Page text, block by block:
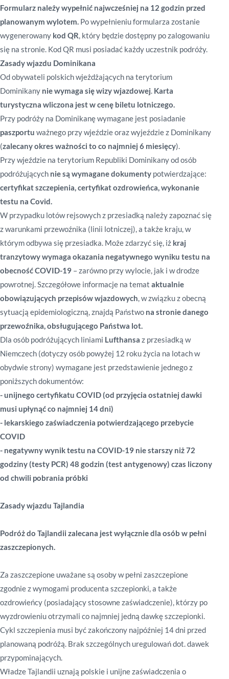
Formularz należy wypełnić najwcześniej na 12 godzin przed
planowanym wylotem. Po wypełnieniu formularza zostanie
wygenerowany kod QR, który będzie dostępny po zalogowaniu
się na stronie. Kod QR musi posiadać każdy uczestnik podróży.
Zasady wjazdu Dominikana
Od obywateli polskich wjeżdżających na terytorium
Dominikany nie wymaga się wizy wjazdowej. Karta
turystyczna wliczona jest w cenę biletu lotniczego.
Przy podróży na Dominikanę wymagane jest posiadanie
paszportu ważnego przy wjeździe oraz wyjeździe z Dominikany
(zalecany okres ważności to co najmniej 6 miesięcy).
Przy wjeździe na terytorium Republiki Dominikany od osób
podróżujących nie są wymagane dokumenty potwierdzające:
certyfikat szczepienia, certyfikat ozdrowieńca, wykonanie
testu na Covid.
W przypadku lotów rejsowych z przesiadką należy zapoznać się
z warunkami przewoźnika (linii lotniczej), a także kraju, w
którym odbywa się przesiadka. Może zdarzyć się, iż kraj
tranzytowywymaga okazania negatywnego wyniku testu na
obecność COVID-19 – zarówno przy wylocie, jak i w drodze
powrotnej. Szczegółowe informacje na temat aktualnie
obowiązujących przepisów wjazdowych, w związku z obecną
sytuacją epidemiologiczną, znajdą Państwo na stronie danego
przewoźnika, obsługującego Państwa lot.
Dla osób podróżujących liniami Lufthansa z przesiadką w
Niemczech (dotyczy osób powyżej 12 roku życia na lotach w
obydwie strony) wymagane jest przedstawienie jednego z
poniższych dokumentów:
- unijnego certyfikatu COVID (od przyjęcia ostatniej dawki
musi upłynąć co najmniej 14 dni)
- lekarskiego zaświadczenia potwierdzającego przebycie
COVID
- negatywny wynik testu na COVID-19 nie starszy niż 72
godziny (testy PCR) 48 godzin (test antygenowy) czas liczony
od chwili pobrania próbki
Zasady wjazdu Tajlandia
Podróż do Tajlandii zalecana jest wyłącznie dla osób w pełni
zaszczepionych.
Za zaszczepione uważane są osoby w pełni zaszczepione
zgodnie z wymogami producenta szczepionki, a także
ozdrowieńcy (posiadający stosowne zaświadczenie), którzy po
wyzdrowieniu otrzymali co najmniej jedną dawkę szczepionki.
Cykl szczepienia musi być zakończony najpóźniej 14 dni przed
planowaną podróżą. Brak szczególnych uregulowań dot. dawek
przypominających.
Władze Tajlandii uznają polskie i unijne zaświadczenia o